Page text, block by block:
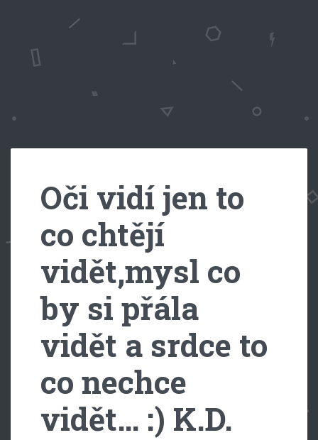
Oči vidí jen to
co chtějí
vidět,mysl co
by si přála
vidět a srdce to
co nechce
vidět… :) K.D.